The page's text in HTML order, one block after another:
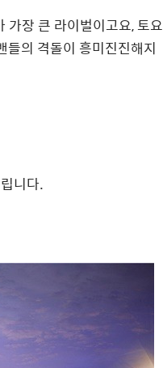
가장 큰 라이벌이고요, 토요
들의 격돌이 흥미진진해지
니다.